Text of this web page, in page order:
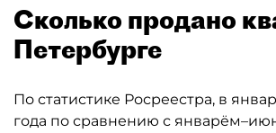
Сколько продано
Петербурге
По статистике Росреестра, в
года по сравнению с